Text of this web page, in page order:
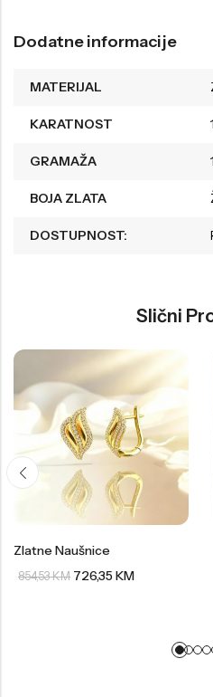
Dodatne informacije
MATERIJAL
KARATNOST
GRAMAŽA
BOJA ZLATA
DOSTUPNOST:
Slični
Zlatne Naušnice
854,53KM 726,35KM